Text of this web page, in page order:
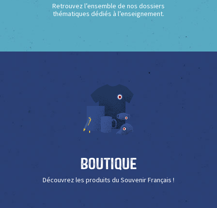
Retrouvez l’ensemble de nos dossiers
thématiques dédiés à l’enseignement.
Boutique
Découvrez les produits du Souvenir Français !